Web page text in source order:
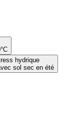
hydrique
sol sec en été